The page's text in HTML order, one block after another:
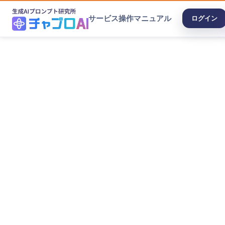
サービス操作マニュアル ログイン